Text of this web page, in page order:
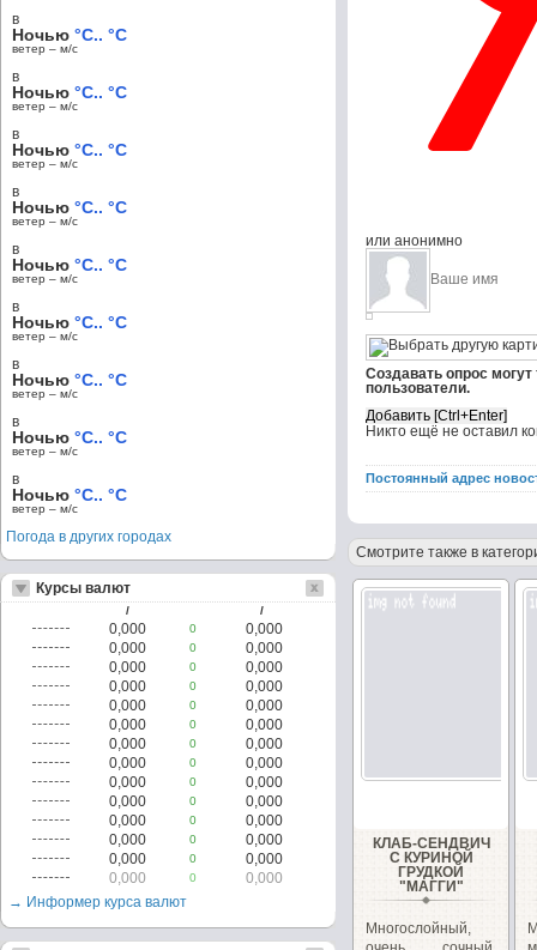
или анонимно
Создавать опрос
пользователи.
Никто ещё не оставил
Постоянный адрес
Смотрите также в
КЛАБ-СЕНДВИЧ
С КУРИНОЙ
ГРУДКОЙ
"МАГГИ"
Многослойный,
в
Ночью °C.. °C
ветер – м/c
в
Ночью °C.. °C
ветер – м/c
в
Ночью °C.. °C
ветер – м/c
в
Ночью °C.. °C
ветер – м/c
в
Ночью °C.. °C
ветер – м/c
в
Ночью °C.. °C
ветер – м/c
в
Ночью °C.. °C
ветер – м/c
в
Ночью °C.. °C
ветер – м/c
в
Ночью °C.. °C
ветер – м/c
Погода в других городах
Курсы валют
/ /
0,000 0
0,000
0,000
0
0,000
0,000
0
0,000
0,000
0
0,000
0,000
0
0,000
0,000
0
0,000
0,000
0
0,000
0,000
0
0,000
0,000
0
0,000
0,000
0
0,000
0,000
0
0,000
0,000
0
0,000
0,000
0
0,000
0,000
0
0,000
→ Информер курса валют